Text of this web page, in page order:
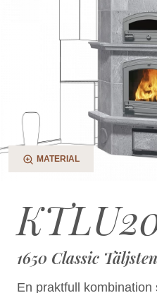
MATERIAL
1650 Classic Täljsten
En praktfull